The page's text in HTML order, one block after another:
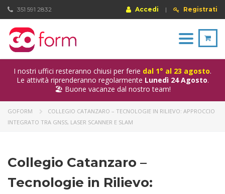
Accedi | Registrati
351 591 2832
Toggle
navigation
I nostri uffici resteranno chiusi per ferie dal 1° al 23 agosto.
Le attività riprenderanno regolarmente Lunedì 24 Agosto.
🏖️ Buone vacanze dal nostro team!
GOFORM
COLLEGIO CATANZARO – TECNOLOGIE IN RILIEVO: APPROCCIO
INTEGRATO TRA GNSS, LASER SCANNER E SLAM
Collegio Catanzaro –
Tecnologie in Rilievo: